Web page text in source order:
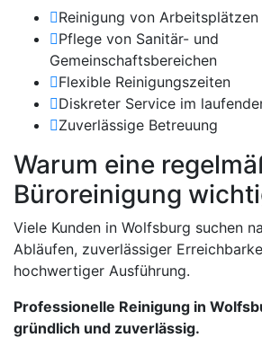
Reinigung von
Pflege von Sanitär- und
Gemeinschaftsbereichen
Flexible Reinigungszeiten
Diskreter Service im
Zuverlässige Betreuung
Warum eine
Büroreinigung
Viele Kunden in Wolfsburg suchen
Abläufen, zuverlässiger
hochwertiger Ausführung.
Professionelle Reinigung in
gründlich und zuverlässig.